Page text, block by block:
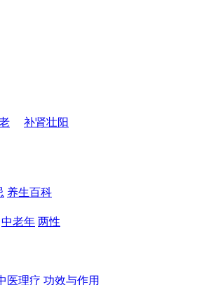
补肾壮阳
养生百科
中老年 两性
医理疗 功效与作用